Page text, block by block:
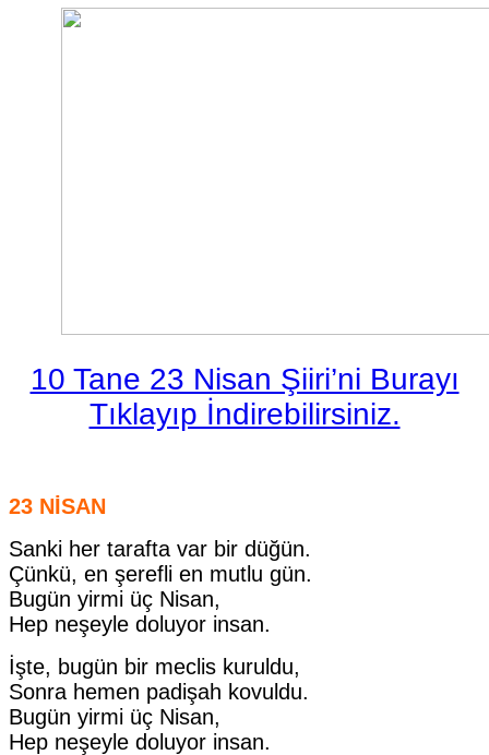
10 Tane 23 Nisan Şiiri’ni Burayı
Tıklayıp İndirebilirsiniz.
23 NİSAN
Sanki her tarafta var bir düğün.
Çünkü, en şerefli en mutlu gün.
Bugün yirmi üç Nisan,
Hep neşeyle doluyor insan.
İşte, bugün bir meclis kuruldu,
Sonra hemen padişah kovuldu.
Bugün yirmi üç Nisan,
Hep neşeyle doluyor insan.